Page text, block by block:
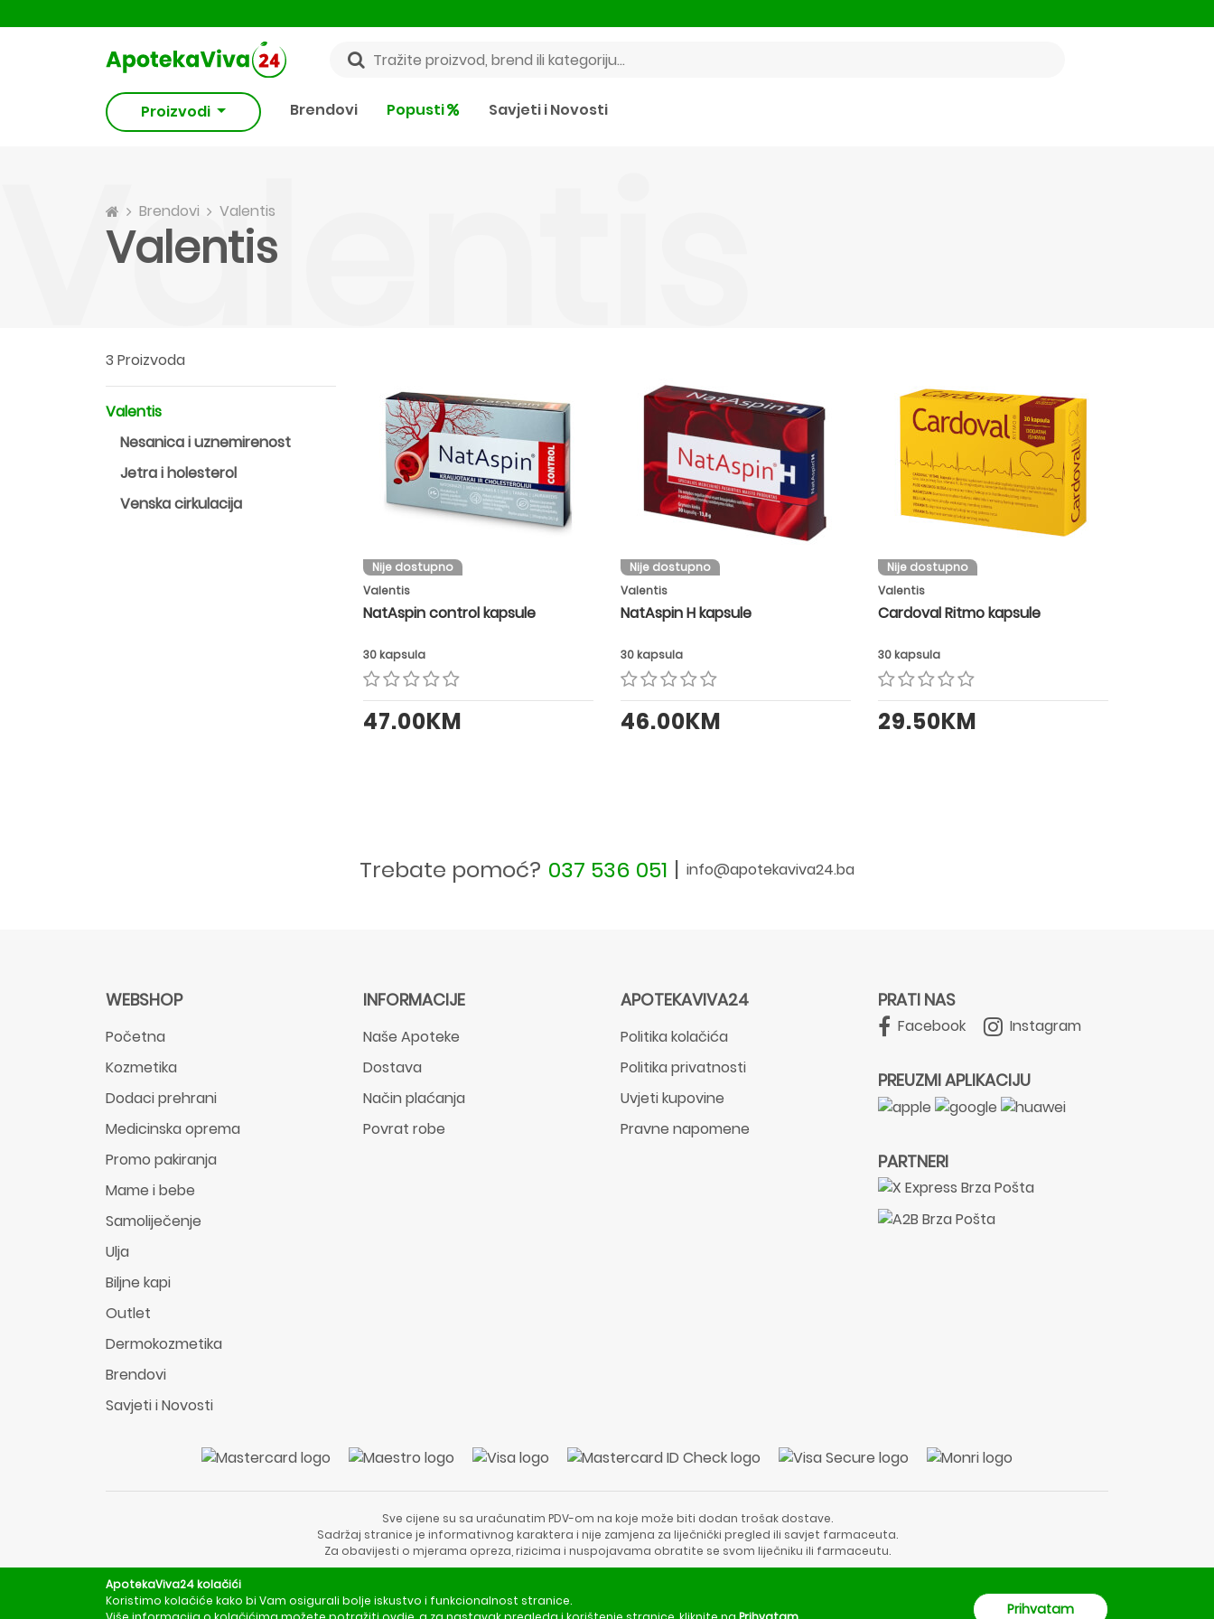
Proizvodi Brendovi Popusti Savjeti i Novosti
Brendovi Valentis
Valentis
Valentis
3 Proizvoda
Valentis
Nesanica i uznemirenost
Jetra i holesterol
Venska cirkulacija
Nije dostupno
Valentis
NatAspin control kapsule
30 kapsula
47.00KM
Nije dostupno
Valentis
NatAspin H kapsule
30 kapsula
46.00KM
Nije dostupno
Valentis
Cardoval Ritmo kapsule
30 kapsula
29.50KM
Trebate pomoć? 037 536 051 | info@apotekaviva24.ba
WEBSHOP
Početna
Kozmetika
Dodaci prehrani
Medicinska oprema
Promo pakiranja
Mame i bebe
Samoliječenje
Ulja
Biljne kapi
Outlet
Dermokozmetika
Brendovi
Savjeti i Novosti
INFORMACIJE
Naše Apoteke
Dostava
Način plaćanja
Povrat robe
APOTEKAVIVA24
Politika kolačića
Politika privatnosti
Uvjeti kupovine
Pravne napomene
PRATI NAS
Facebook Instagram
PREUZMI APLIKACIJU
PARTNERI
Sve cijene su sa uračunatim PDV-om na koje može biti dodan trošak dostave.
Sadržaj stranice je informativnog karaktera i nije zamjena za liječnički pregled ili savjet farmaceuta.
Za obavijesti o mjerama opreza, rizicima i nuspojavama obratite se svom liječniku ili farmaceutu.
ApotekaViva24 kolačići
Koristimo kolačiće kako bi Vam osigurali bolje iskustvo i funkcionalnost stranice.
Prihvatam